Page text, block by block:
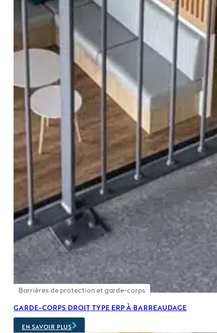
Barrières de protection et garde-corps
GARDE-CORPS DROIT TYPE ERP À BARREAUDAGE
EN SAVOIR PLUS